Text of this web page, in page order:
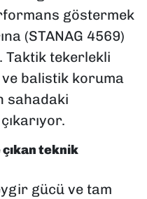
göstermek
(STANAG 4569)
tekerlekli
ve balistik koruma
sahadaki
teknik
gücü ve tam